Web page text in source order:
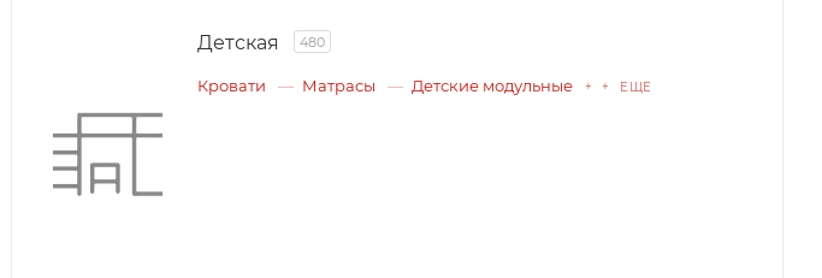
Детская 480
Кровати Матрасы Детские модульные + + ЕЩЕ